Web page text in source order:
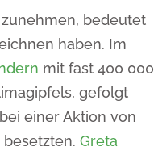
bedeutet
haben. Im
mit fast 400 000
gefolgt
einer Aktion von
Greta